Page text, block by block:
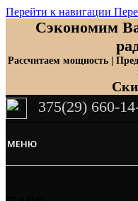
Перейти к навигации
Сэкономим
Рассчитаем мощность |
375(29) 660-
МЕНЮ